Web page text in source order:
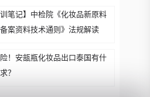
训笔记】中检院《化妆品新原料
案资料技术通则》法规解读
！安瓿瓶化妆品出口泰国有什
？